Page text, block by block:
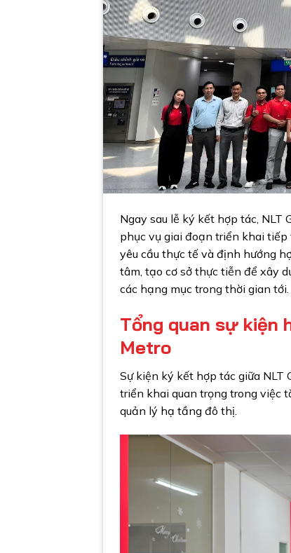
Ngay sau lễ ký kết hợp tác,
phục vụ giai đoạn triển khai tiếp
yêu cầu thực tế và định hướng
tâm, tạo cơ sở thực tiễn để xây
các hạng mục trong thời gian tới.
Tổng quan sự kiện
Metro
Sự kiện ký kết hợp tác giữa NLT
triển khai quan trọng trong việc
quản lý hạ tầng đô thị.